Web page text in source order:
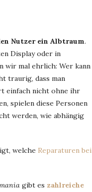
Nutzer ein Albtraum.
Display oder in
wir mal ehrlich: Wer kann
traurig, dass man
einfach nicht ohne ihr
spielen diese Personen
werden, wie abhängig
welche Reparaturen bei
gibt es zahlreiche